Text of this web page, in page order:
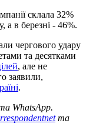
склала 32%
а в березні - 46%.
чергового удару
та десятками
, але не
заявили,
.
WhatsApp.
та